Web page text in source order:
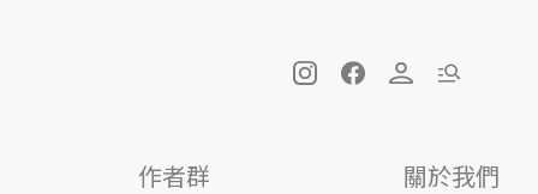
作者群 關於我們